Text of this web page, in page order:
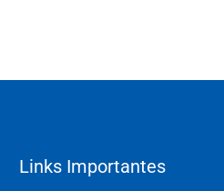
Links Importantes